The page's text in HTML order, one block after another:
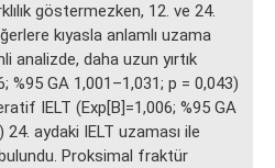
göstermezken, 12. ve 24.
kıyasla anlamlı uzama
analizde, daha uzun yırtık
%95 GA 1,001–1,031; p = 0,043)
IELT (Exp[B]=1,006; %95 GA
24. aydaki IELT uzaması ile
Proksimal fraktür